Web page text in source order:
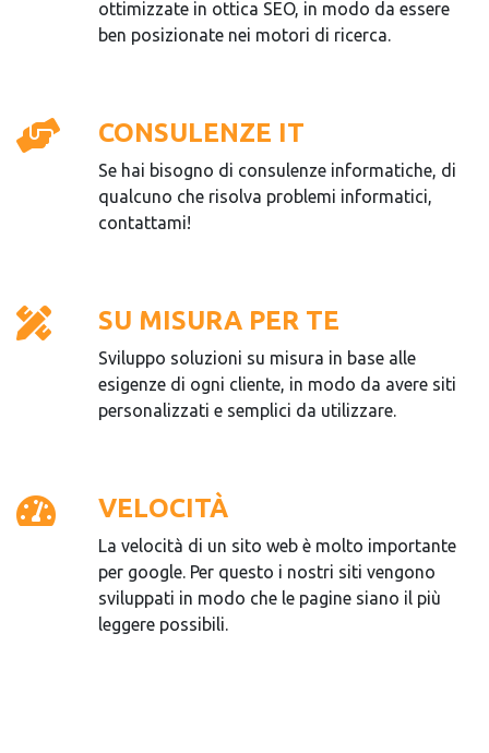
ottimizzate in ottica SEO, in modo da essere
ben posizionate nei motori di ricerca.
CONSULENZE IT
Se hai bisogno di consulenze informatiche, di
qualcuno che risolva problemi informatici,
contattami!
SU MISURA PER TE
Sviluppo soluzioni su misura in base alle
esigenze di ogni cliente, in modo da avere siti
personalizzati e semplici da utilizzare.
VELOCITÀ
La velocità di un sito web è molto importante
per google. Per questo i nostri siti vengono
sviluppati in modo che le pagine siano il più
leggere possibili.